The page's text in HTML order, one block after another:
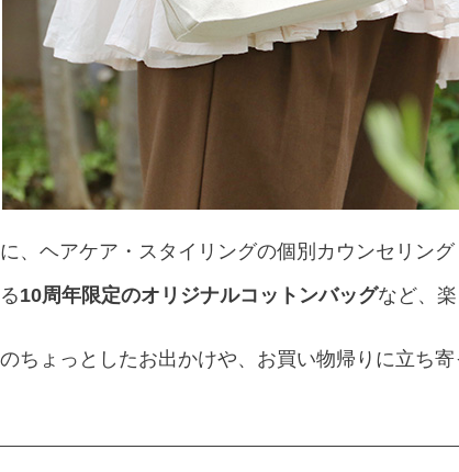
、ヘアケア・スタイリングの個別カウンセリン
10周年限定のオリジナルコットンバッグなど、
ちょっとしたお出かけや、お買い物帰りに立ち寄